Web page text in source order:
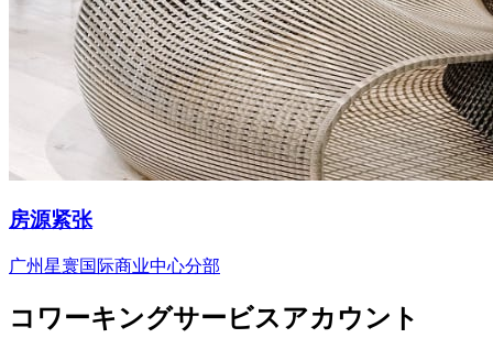
房源紧张
广州星寰国际商业中心分部
コワーキングサービスアカウント